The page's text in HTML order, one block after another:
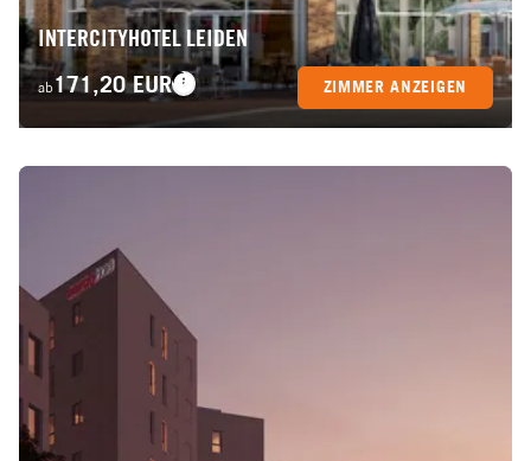
INTERCITYHOTEL LEIDEN
ab171,20 EUR ZIMMER ANZEIGEN